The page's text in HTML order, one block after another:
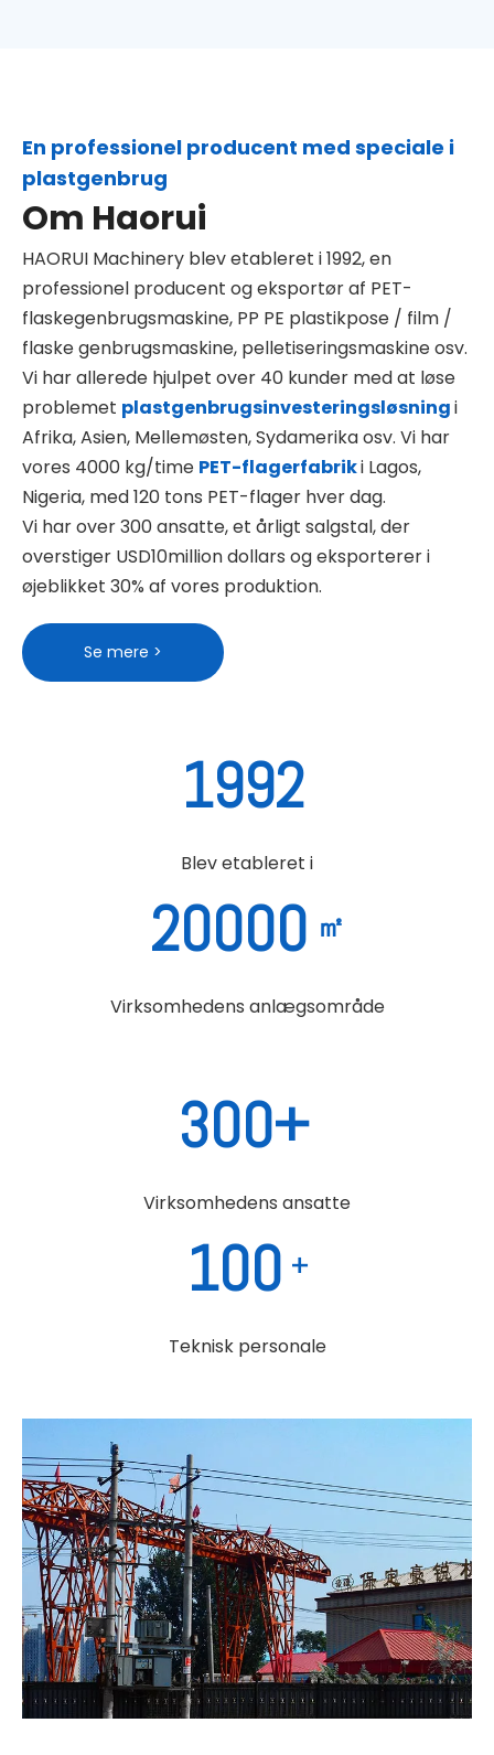
En professionel producent med speciale i
plastgenbrug
Om Haorui
HAORUI Machinery blev etableret i 1992, en
professionel producent og eksportør af PET-
flaskegenbrugsmaskine, PP PE plastikpose / film /
flaske genbrugsmaskine, pelletiseringsmaskine osv.
Vi har allerede hjulpet over 40 kunder med at løse
problemet plastgenbrugsinvesteringsløsningi
Afrika, Asien, Mellemøsten, Sydamerika osv. Vi har
vores 4000 kg/time PET-flagerfabriki Lagos,
Nigeria, med 120 tons PET-flager hver dag.
Vi har over 300 ansatte, et årligt salgstal, der
overstiger USD10million dollars og eksporterer i
øjeblikket 30% af vores produktion.
Se mere >
1992
Blev etableret i
20000 ㎡
Virksomhedens anlægsområde
300+
Virksomhedens ansatte
100 +
Teknisk personale